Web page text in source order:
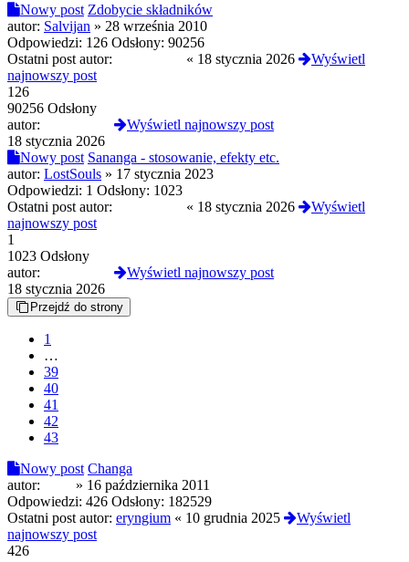
Nowy post Zdobycie składników
autor: Salvijan » 28 września 2010
Odpowiedzi: 126 Odsłony: 90256
Ostatni post autor:
« 18 stycznia 2026
Wyświetl
najnowszy post
126
90256 Odsłony
autor:
Wyświetl najnowszy post
18 stycznia 2026
Nowy post Sananga - stosowanie, efekty etc.
autor: LostSouls » 17 stycznia 2023
Odpowiedzi: 1 Odsłony: 1023
Ostatni post autor:
« 18 stycznia 2026
Wyświetl
najnowszy post
1
1023 Odsłony
autor:
Wyświetl najnowszy post
18 stycznia 2026
Przejdź do strony
1
…
39
40
41
42
43
Nowy post Changa
autor:
» 16 października 2011
Odpowiedzi: 426 Odsłony: 182529
Ostatni post autor: eryngium « 10 grudnia 2025
Wyświetl
najnowszy post
426